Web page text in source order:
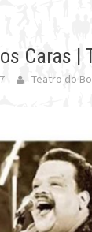
Caras |
Teatro do